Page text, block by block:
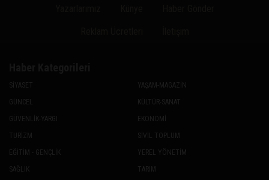
SİYASET
GÜNCEL
GÜVENLİK-YARGI
TURİZM
EĞİTİM - GENÇLİK
SAĞLIK
YAŞAM-MAGAZİN
KÜLTÜR-SANAT
EKONOMİ
SİVİL TOPLUM
YEREL YÖNETİM
TARIM